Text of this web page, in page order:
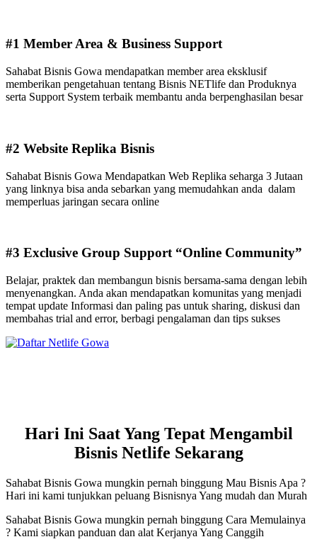
#1 Member Area & Business Support
Sahabat Bisnis Gowa mendapatkan member area eksklusif
memberikan pengetahuan tentang Bisnis NETlife dan Produknya
serta Support System terbaik membantu anda berpenghasilan besar
#2 Website Replika Bisnis
Sahabat Bisnis Gowa Mendapatkan Web Replika seharga 3 Jutaan
yang linknya bisa anda sebarkan yang memudahkan anda dalam
memperluas jaringan secara online
#3 Exclusive Group Support “Online Community”
Belajar, praktek dan membangun bisnis bersama-sama dengan lebih
menyenangkan. Anda akan mendapatkan komunitas yang menjadi
tempat update Informasi dan paling pas untuk sharing, diskusi dan
membahas trial and error, berbagi pengalaman dan tips sukses
Hari Ini Saat Yang Tepat Mengambil
Bisnis Netlife Sekarang
Sahabat Bisnis Gowa mungkin pernah binggung Mau Bisnis Apa ?
Hari ini kami tunjukkan peluang Bisnisnya Yang mudah dan Murah
Sahabat Bisnis Gowa mungkin pernah binggung Cara Memulainya
? Kami siapkan panduan dan alat Kerjanya Yang Canggih